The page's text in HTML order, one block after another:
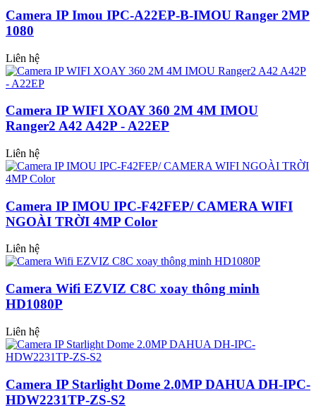
Camera IP Imou IPC-A22EP-B-IMOU Ranger 2MP
1080
Liên hệ
Camera IP WIFI XOAY 360 2M 4M IMOU
Ranger2 A42 A42P - A22EP
Liên hệ
Camera IP IMOU IPC-F42FEP/ CAMERA WIFI
NGOÀI TRỜI 4MP Color
Liên hệ
Camera Wifi EZVIZ C8C xoay thông minh
HD1080P
Liên hệ
Camera IP Starlight Dome 2.0MP DAHUA DH-IPC-
HDW2231TP-ZS-S2